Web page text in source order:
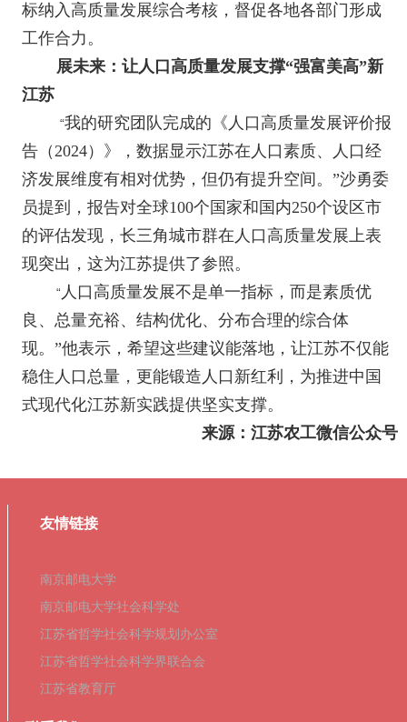
标纳入高质量发展综合考核，督促各地各部门形成
工作合力。
展未来：让人口高质量发展支撑“强富美高”新
江苏
“我的研究团队完成的《人口高质量发展评价报
告（2024）》，数据显示江苏在人口素质、人口经
济发展维度有相对优势，但仍有提升空间。”沙勇委
员提到，报告对全球100个国家和国内250个设区市
的评估发现，长三角城市群在人口高质量发展上表
现突出，这为江苏提供了参照。
“ 人口高质量发展不是单一指标，而是素质优
良、总量充裕、结构优化、分布合理的综合体
现。”他表示，希望这些建议能落地，让江苏不仅能
稳住人口总量，更能锻造人口新红利，为推进中国
式现代化江苏新实践提供坚实支撑。
来源：江苏农工微信公众号
友情链接
南京邮电大学
南京邮电大学社会科学处
江苏省哲学社会科学规划办公室
江苏省哲学社会科学界联合会
江苏省教育厅